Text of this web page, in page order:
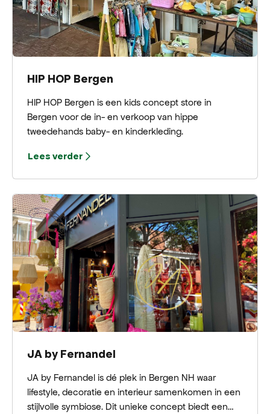
HIP HOP Bergen
HIP HOP Bergen is een kids concept store in
Bergen voor de in- en verkoop van hippe
tweedehands baby- en kinderkleding.
Lees verder
JA by Fernandel
JA by Fernandel is dé plek in Bergen NH waar
lifestyle, decoratie en interieur samenkomen in een
stijlvolle symbiose. Dit unieke concept biedt een